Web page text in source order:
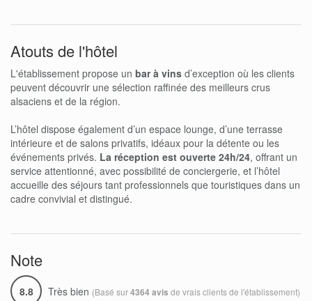
Atouts de l'hôtel
L'établissement propose un bar à vins d’exception où les clients
peuvent découvrir une sélection raffinée des meilleurs crus
alsaciens et de la région.
L’hôtel dispose également d’un espace lounge, d’une terrasse
intérieure et de salons privatifs, idéaux pour la détente ou les
événements privés. La réception est ouverte 24h/24, offrant un
service attentionné, avec possibilité de conciergerie, et l’hôtel
accueille des séjours tant professionnels que touristiques dans un
cadre convivial et distingué.
Note
8.8 Très bien (Basé sur4364 avis de vrais clients de l'établissement)